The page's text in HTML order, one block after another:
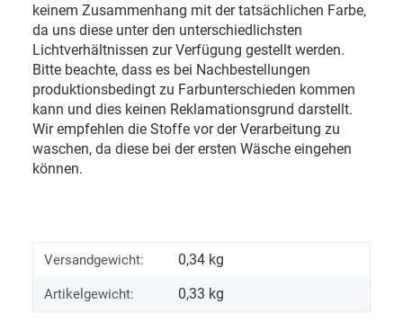
keinem Zusammenhang mit der tatsächlichen Farbe,
da uns diese unter den unterschiedlichsten
Lichtverhältnissen zur Verfügung gestellt werden.
Bitte beachte, dass es bei Nachbestellungen
produktionsbedingt zu Farbunterschieden kommen
kann und dies keinen Reklamationsgrund darstellt.
Wir empfehlen die Stoffe vor der Verarbeitung zu
waschen, da diese bei der ersten Wäsche eingehen
können.
Versandgewicht: 0,34 kg
Artikelgewicht: 0,33 kg